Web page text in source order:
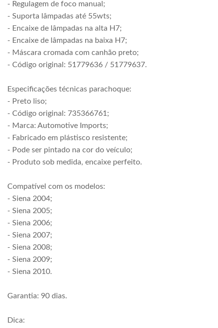
- Regulagem de foco manual;
- Suporta lâmpadas até 55wts;
- Encaixe de lâmpadas na alta H7;
- Encaixe de lâmpadas na baixa H7;
- Máscara cromada com canhão preto;
- Código original: 51779636 / 51779637.
Especificações técnicas parachoque:
- Preto liso;
- Código original: 735366761;
- Marca: Automotive Imports;
- Fabricado em plástisco resistente;
- Pode ser pintado na cor do veículo;
- Produto sob medida, encaixe perfeito.
Compatível com os modelos:
- Siena 2004;
- Siena 2005;
- Siena 2006;
- Siena 2007;
- Siena 2008;
- Siena 2009;
- Siena 2010.
Garantia: 90 dias.
Dica: